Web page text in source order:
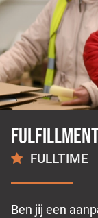
FULLTIME
€2.496
Ben jij een